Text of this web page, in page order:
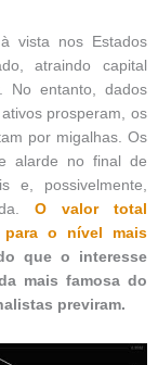
vista nos Estados
atraindo capital
No entanto, dados
prosperam, os
por migalhas. Os
alarde no final de
e, possivelmente,
O valor total
para o nível mais
que o interesse
mais famosa do
previram.